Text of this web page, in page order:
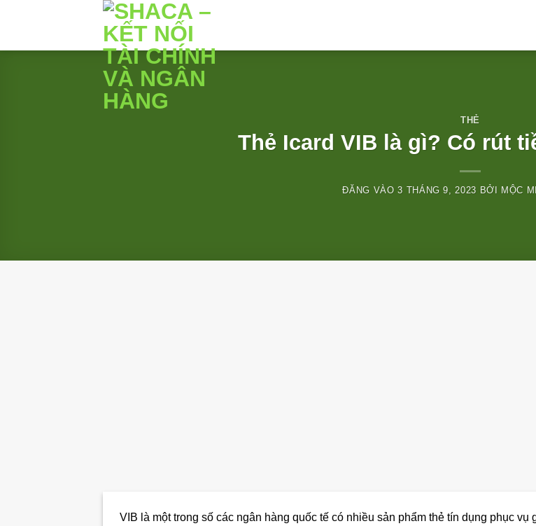
THẺ
Thẻ Icard VIB là gì? Có rút
ĐĂNG VÀO3 THÁNG 9, 2023 BỞI MỘC
VIB là một trong số các ngân hàng quốc tế có nhiều sản phẩm thẻ tín dụng phục vụ